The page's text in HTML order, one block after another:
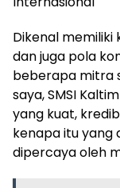
Dikenal
dan juga pola
beberapa mitra
saya, SMSI
yang kuat,
kenapa itu yang
dipercaya oleh